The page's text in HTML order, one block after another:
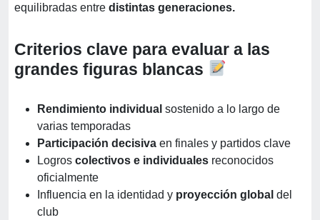
equilibradas entre distintas generaciones.
Criterios clave para evaluar a las
grandes figuras blancas
Rendimiento individual sostenido a lo largo de
varias temporadas
Participación decisiva en finales y partidos clave
Logros colectivos e individuales reconocidos
oficialmente
Influencia en la identidad y proyección global del
club